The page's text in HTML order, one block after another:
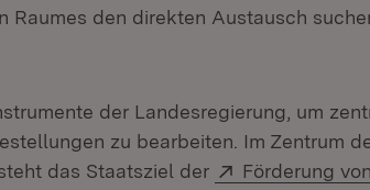
den direkten Austausch
der Landesregierung, um
zu bearbeiten. Im Zentrum
das Staatsziel der
Extern:
Förderung von